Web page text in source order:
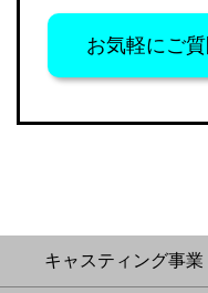
お気軽にご
キャスティング事業